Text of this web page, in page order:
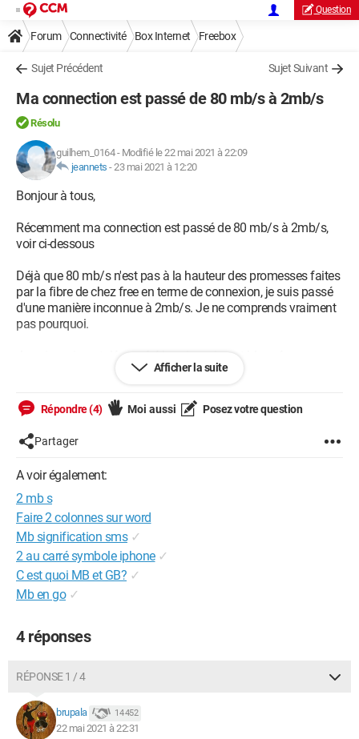
Question
Forum Connectivité Box Internet Freebox
Sujet Précédent Sujet Suivant
Ma connection est passé de 80 mb/s à 2mb/s
Résolu
guilhem_0164- Modifié le 22 mai 2021 à 22:09
jeannets -23 mai 2021 à 12:20
Bonjour à tous,
Récemment ma connection est passé de 80 mb/s à 2mb/s,
voir ci-dessous
Déjà que 80 mb/s n'est pas à la hauteur des promesses faites
par la fibre de chez free en terme de connexion, je suis passé
d'une manière inconnue à 2mb/s. Je ne comprends vraiment
pas pourquoi.
Je suis vraiment désespéré je suis vraiment bloquée, sauvez
J'ai la fibre et j'ai une freebox pop je suis connecté en ethernet
Merci d'avance !
Bonne journée
Afficher la suite
Répondre (4) Moi aussi Posez votre question
Partager
A voir également:
2 mb s
Faire 2 colonnes sur word
Mb signification sms ✓
2 au carré symbole iphone ✓
C est quoi MB et GB? ✓
Mb en go ✓
4 réponses
RÉPONSE 1 / 4
brupala 14 452
22 mai 2021 à 22:31